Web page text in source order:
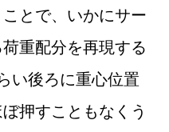
とで、いかにサー
重配分を再現する
い後ろに重心位置
押すこともなくう